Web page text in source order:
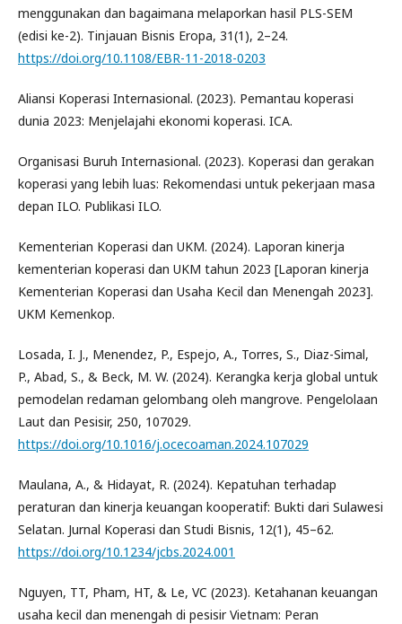
menggunakan dan bagaimana melaporkan hasil PLS-SEM
(edisi ke-2). Tinjauan Bisnis Eropa, 31(1), 2–24.
https://doi.org/10.1108/EBR-11-2018-0203
Aliansi Koperasi Internasional. (2023). Pemantau koperasi
dunia 2023: Menjelajahi ekonomi koperasi. ICA.
Organisasi Buruh Internasional. (2023). Koperasi dan gerakan
koperasi yang lebih luas: Rekomendasi untuk pekerjaan masa
depan ILO. Publikasi ILO.
Kementerian Koperasi dan UKM. (2024). Laporan kinerja
kementerian koperasi dan UKM tahun 2023 [Laporan kinerja
Kementerian Koperasi dan Usaha Kecil dan Menengah 2023].
UKM Kemenkop.
Losada, I. J., Menendez, P., Espejo, A., Torres, S., Diaz-Simal,
P., Abad, S., & Beck, M. W. (2024). Kerangka kerja global untuk
pemodelan redaman gelombang oleh mangrove. Pengelolaan
Laut dan Pesisir, 250, 107029.
https://doi.org/10.1016/j.ocecoaman.2024.107029
Maulana, A., & Hidayat, R. (2024). Kepatuhan terhadap
peraturan dan kinerja keuangan kooperatif: Bukti dari Sulawesi
Selatan. Jurnal Koperasi dan Studi Bisnis, 12(1), 45–62.
https://doi.org/10.1234/jcbs.2024.001
Nguyen, TT, Pham, HT, & Le, VC (2023). Ketahanan keuangan
usaha kecil dan menengah di pesisir Vietnam: Peran